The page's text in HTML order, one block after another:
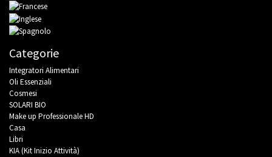
Categorie
Integratori Alimentari
Oli Essenziali
Cosmesi
SOLARI BIO
Make up Professionale HD
Casa
Libri
KIA (Kit Inizio Attività)